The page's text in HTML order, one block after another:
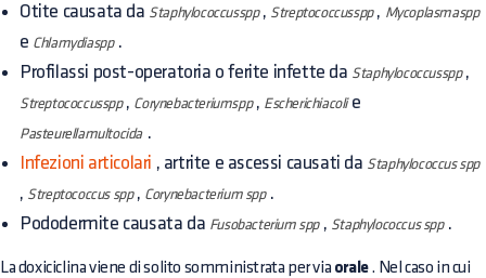
Otite causata da Staphylococcusspp, Streptococcusspp, Mycoplasmaspp
e Chlamydiaspp.
Profilassi post-operatoria o ferite infette da Staphylococcusspp,
Streptococcusspp, Corynebacteriumspp, Escherichiacolie
Pasteurellamultocida.
Infezioni articolari , artrite e ascessi causati da Staphylococcus spp
, Streptococcus spp, Corynebacterium spp.
Pododermite causata da Fusobacterium spp, Staphylococcus spp.
La doxiciclina viene di solito somministrata per via orale. Nel caso in cui